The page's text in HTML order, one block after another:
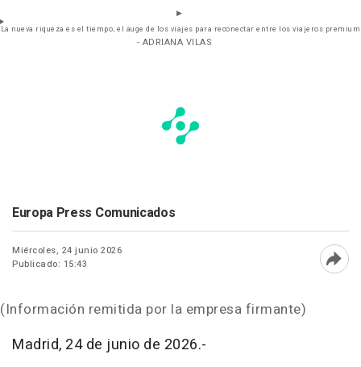
La nueva riqueza es el tiempo; el auge de los viajes para reconectar entre los viajeros premium
- ADRIANA VILAS
Europa Press Comunicados
Miércoles, 24 junio 2026
Publicado: 15:43
(Información remitida por la empresa firmante)
Madrid, 24 de junio de 2026.-